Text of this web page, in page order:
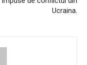
Ucraina.